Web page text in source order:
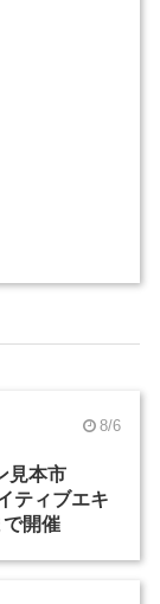
8/6
見本市
ティブエキ
開催